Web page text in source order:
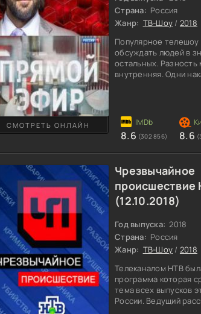
Страна: Россия
Жанр: ТВ-Шоу / 2018
Популярное
обсуждать людей в
остальных.
внутренняя. Одни
сможет выслушать
Если вы хотите что-
ошибиться,
СМОТРЕТЬ ОНЛАЙН
8.6 (302 856) 8.6
Чрезвычайное
происшествие
(12.10.2018)
Год выпуска: 2018
Страна: Россия
Жанр: ТВ-Шоу / 2018
Телеканалом НТВ
программа которая
тема всех выпусков
России. Ведущий